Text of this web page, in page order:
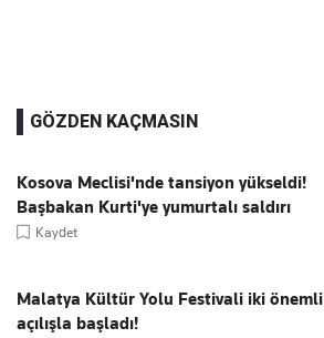
GÖZDEN KAÇMASIN
Kosova Meclisi'nde tansiyon yükseldi!
Başbakan Kurti'ye yumurtalı saldırı
Kaydet
Malatya Kültür Yolu Festivali iki önemli
açılışla başladı!